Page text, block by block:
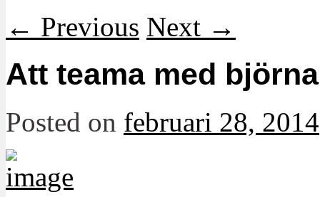
← Previous Next →
Att teama med
Posted on februari 28, 2014